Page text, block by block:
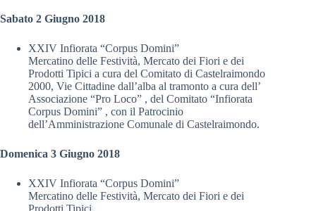
Sabato 2 Giugno 2018
XXIV Infiorata “Corpus Domini”
Mercatino delle Festività, Mercato dei Fiori e dei
Prodotti Tipici a cura del Comitato di Castelraimondo
2000, Vie Cittadine dall’alba al tramonto a cura dell’
Associazione “Pro Loco” , del Comitato “Infiorata
Corpus Domini” , con il Patrocinio
dell’Amministrazione Comunale di Castelraimondo.
Domenica 3 Giugno 2018
XXIV Infiorata “Corpus Domini”
Mercatino delle Festività, Mercato dei Fiori e dei